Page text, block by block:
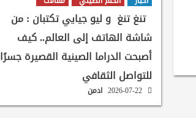
تنغ تنغ و ليو جيايي تكتبان : من
شاشة الهاتف إلى العالم.. كيف
أصبحت الدراما الصينية القصيرة جسرًا
للتواصل الثقافي
2026-07-22 ادمن